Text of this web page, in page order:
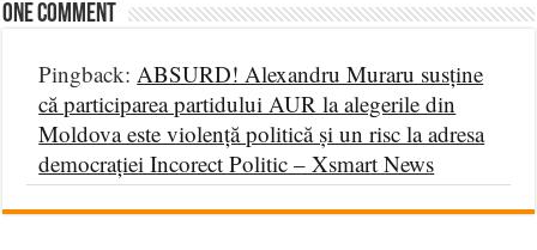
One comment
Pingback:ABSURD! Alexandru Muraru susține
că participarea partidului AUR la alegerile din
Moldova este violență politică și un risc la adresa
democrației Incorect Politic – Xsmart News